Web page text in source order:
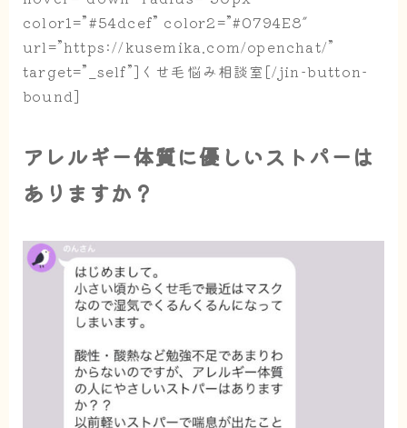
color1=”#54dcef” color2=”#0794E8″
url=”https://kusemika.com/openchat/”
target=”_self”]くせ毛悩み相談室[/jin-button-
bound]
アレルギー体質に優しいストパーは
ありますか？